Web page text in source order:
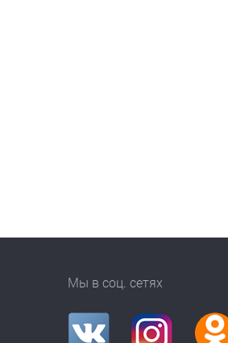
Мы в соц. сетях